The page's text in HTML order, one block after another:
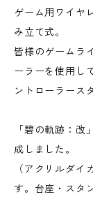
ゲーム用ワイヤ
み立て式。
皆様のゲームラ
ーラーを使用し
ントローラース
「碧の軌跡：
成しました。
（アクリルダ
す。台座・スタ